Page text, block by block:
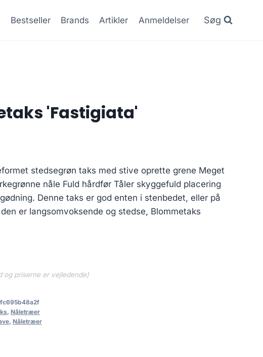
Bestseller Brands Artikler Anmeldelser Søg
'Fastigiata'
stedsegrøn taks med stive oprette grene Meget
nåle Fuld hårdfør Tåler skyggefuld placering
Denne taks er god enten i stenbedet, eller på
er langsomvoksende og stedse, Blommetaks
og priserne er vejledende)
, Nåletræer
, Nåletræer